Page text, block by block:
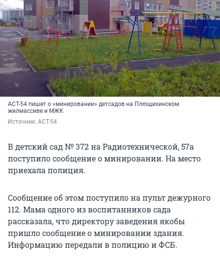
АСТ-54 пишет о «минировании» детсадов на Плющихинском
жилмассиве и МЖК
Источник: АСТ-54
В детский сад № 372 на Радиотехнической, 57а
поступило сообщение о минировании. На место
приехала полиция.
Сообщение об этом поступило на пульт дежурного
112. Мама одного из воспитанников сада
рассказала, что директору заведения якобы
пришло сообщение о минировании здания.
Информацию передали в полицию и ФСБ.